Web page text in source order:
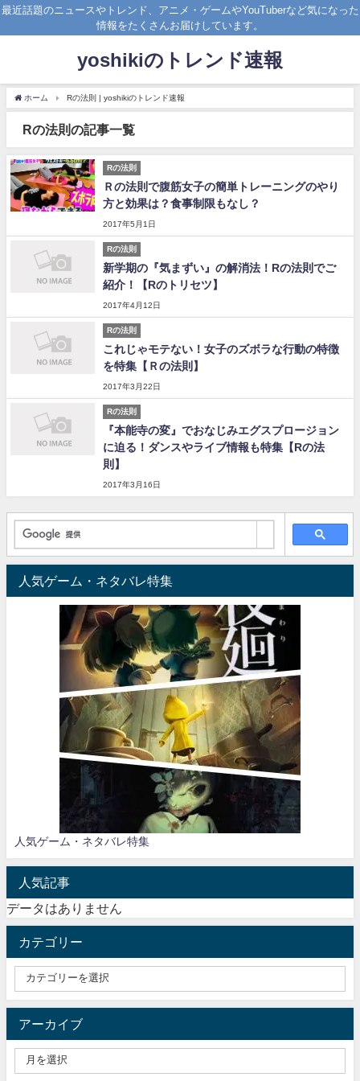
最近話題のニュースやトレンド、アニメ・ゲームやYouTuberなど気になった
情報をたくさんお届けしています。
yoshikiのトレンド速報
ホーム Rの法則 | yoshikiのトレンド速報
Rの法則の記事一覧
Rの法則
Ｒの法則で腹筋女子の簡単トレーニングのやり
方と効果は？食事制限もなし？
2017年5月1日
Rの法則
新学期の『気まずい』の解消法！Rの法則でご
紹介！【Rのトリセツ】
2017年4月12日
Rの法則
これじゃモテない！女子のズボラな行動の特徴
を特集【Ｒの法則】
2017年3月22日
Rの法則
『本能寺の変』でおなじみエグスプロージョン
に迫る！ダンスやライブ情報も特集【Rの法
則】
2017年3月16日
人気ゲーム・ネタバレ特集
人気ゲーム・ネタバレ特集
人気記事
データはありません
カテゴリー
アーカイブ